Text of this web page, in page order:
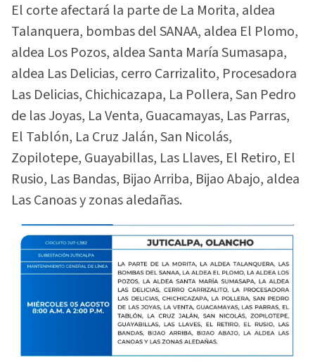
El corte afectará la parte de La Morita, aldea
Talanquera, bombas del SANAA, aldea El Plomo,
aldea Los Pozos, aldea Santa María Sumasapa,
aldea Las Delicias, cerro Carrizalito, Procesadora
Las Delicias, Chichicazapa, La Pollera, San Pedro
de las Joyas, La Venta, Guacamayas, Las Parras,
El Tablón, La Cruz Jalán, San Nicolás,
Zopilotepe, Guayabillas, Las Llaves, El Retiro, El
Rusio, Las Bandas, Bijao Arriba, Bijao Abajo, aldea
Las Canoas y zonas aledañas.